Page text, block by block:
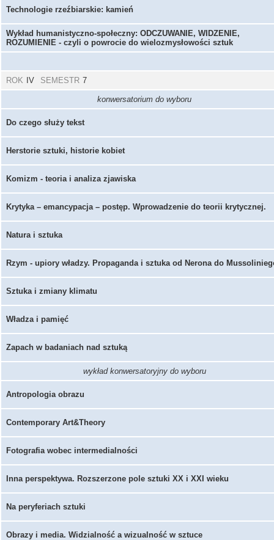
Technologie rzeźbiarskie: kamień
Wykład humanistyczno-społeczny: ODCZUWANIE, WIDZENIE,
ROZUMIENIE - czyli o powrocie do wielozmysłowości sztuk
ROK IV SEMESTR 7
konwersatorium do wyboru
Do czego służy tekst
Herstorie sztuki, historie kobiet
Komizm - teoria i analiza zjawiska
Krytyka – emancypacja – postęp. Wprowadzenie do teorii krytycznej.
Natura i sztuka
Rzym - upiory władzy. Propaganda i sztuka od Nerona do
Sztuka i zmiany klimatu
Władza i pamięć
Zapach w badaniach nad sztuką
wykład konwersatoryjny do wyboru
Antropologia obrazu
Contemporary Art&Theory
Fotografia wobec intermedialności
Inna perspektywa. Rozszerzone pole sztuki XX i XXI wieku
Na peryferiach sztuki
Obrazy i media. Widzialność a wizualność w sztuce